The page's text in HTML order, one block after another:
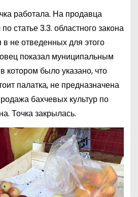
работала. На продавца
статье 3.3. областного закона
не отведенных для этого
показал муниципальным
котором было указано, что
палатка, не предназначена
бахчевых культур по
Точка закрылась.